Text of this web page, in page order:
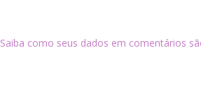
Saiba como seus dados em comentários